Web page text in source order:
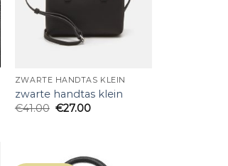
ZWARTE HANDTAS KLEIN
zwarte handtas klein
€41.00 €27.00